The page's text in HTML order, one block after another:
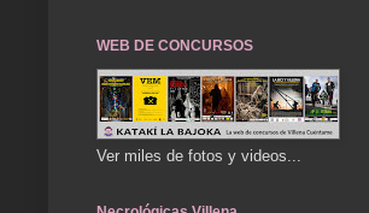
WEB DE CONCURSOS
Ver miles de fotos y videos...